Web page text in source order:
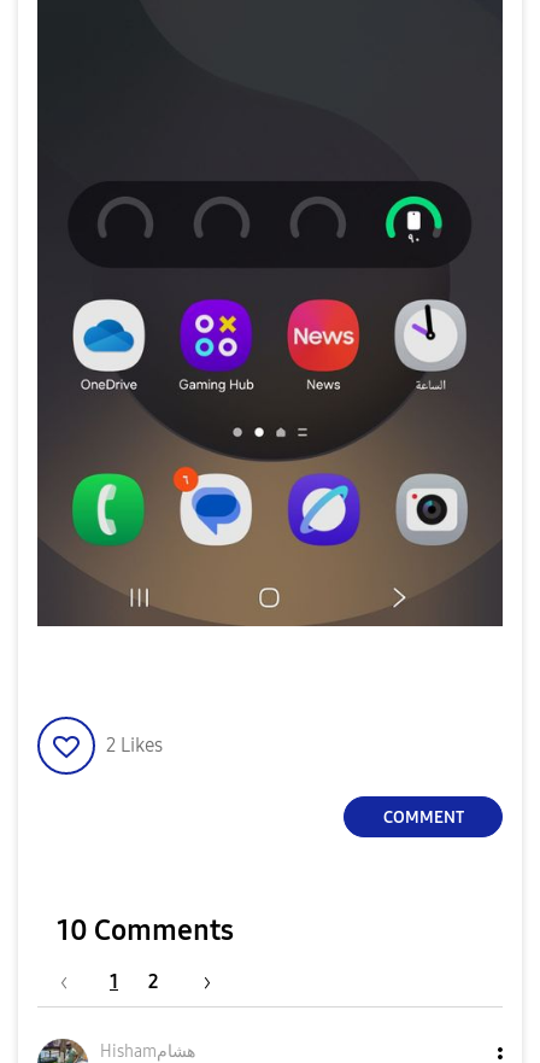
2 Likes
COMMENT
10 Comments
1 2
Hishamهشام